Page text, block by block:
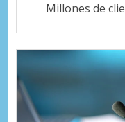
Millones de